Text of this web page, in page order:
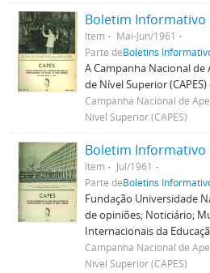
Boletim Informativo
Item
Mai-Jun/1961
Parte deBoletins
A Campanha Nacional
de Nível Superior
Campanha Nacional de
Nível Superior (CAPES)
Boletim Informativo
Item
Jul/1961
Parte deBoletins
Fundação Universidade
de opiniões; Noticiário;
Internacionais da
Campanha Nacional de
Nível Superior (CAPES)